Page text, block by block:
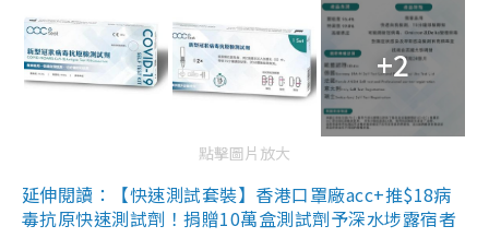
+2
點擊圖片放大
延伸閱讀：【快速測試套裝】香港口罩廠acc+推$18病
毒抗原快速測試劑！捐贈10萬盒測試劑予深水埗露宿者